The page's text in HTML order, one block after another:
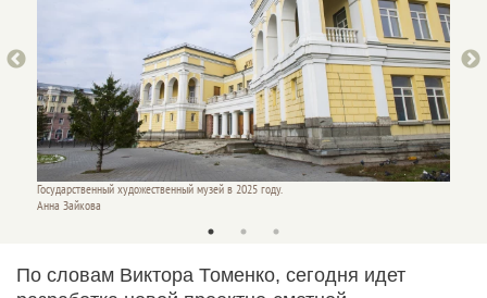
Государственный художественный музей в 2025 году.
Анна Зайкова
По словам Виктора Томенко, сегодня идет